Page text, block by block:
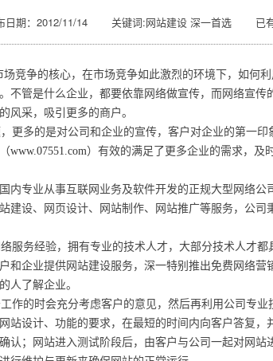
日期：2012/11/14 关键词:网站建设 深一首选 已有
竞争的核心，在市场竞争如此激烈的环境下，如何利
不管是什么企业，都要依靠网络做宣传，而网络宣传
风采，吸引更多的商户。
更多的是对公司和企业的宣传，客户对企业的第一印
www.07551.com）有效的满足了更多企业的需求，及
内专业从事互联网业务及软件开发的正规大型网络公
建设、网页设计、网站制作、网站推广等服务，公司
服务经验，拥有专业的技术人才，大部分技术人才都
和企业提供网站建设服务，深一特别推出免费网络营
人了解企业。
作的时会充分考虑客户的意见，然后再利用公司专业
站设计、功能的要求，在最短的时间内向客户答复
认；网站进入测试阶段后，由客户与公司一起对网站